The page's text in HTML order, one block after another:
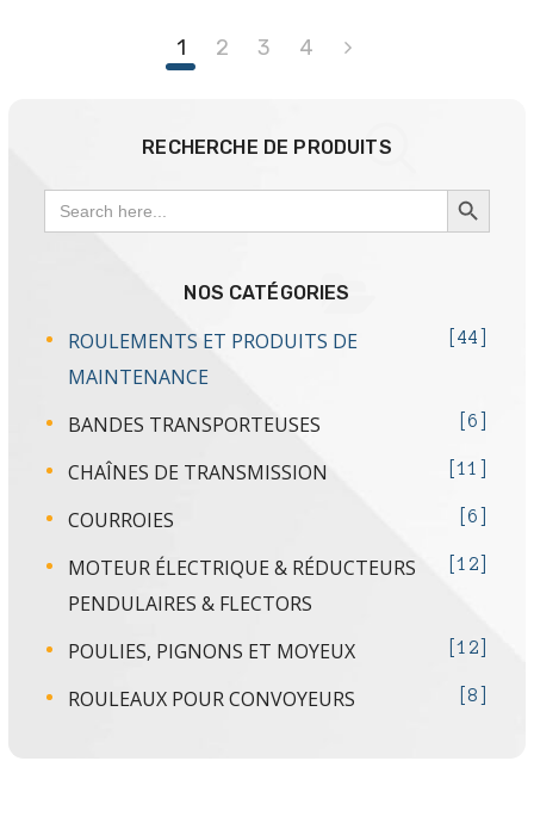
1 2 3 4
RECHERCHE DE PRODUITS
Search
for:
SEARCH BUTTON
NOS CATÉGORIES
ROULEMENTS ET PRODUITS DE
MAINTENANCE
44
BANDES TRANSPORTEUSES 6
CHAÎNES DE TRANSMISSION 11
COURROIES 6
MOTEUR ÉLECTRIQUE & RÉDUCTEURS
PENDULAIRES & FLECTORS
12
POULIES, PIGNONS ET MOYEUX 12
ROULEAUX POUR CONVOYEURS 8